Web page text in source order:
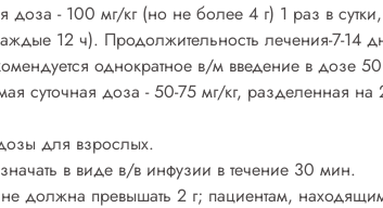
доза - 100 мг/кг (но не более 4 г) 1 раз в
12 ч). Продолжительность лечения-7-14
однократное в/м введение в дозе
суточная доза - 50-75 мг/кг, разделенная
для взрослых.
в виде в/в инфузии в течение 30 мин.
превышать 2 г; пациентам,